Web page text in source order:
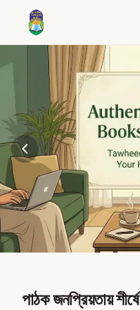
পাঠক জনপ্রিয়তায় শীর্ষে